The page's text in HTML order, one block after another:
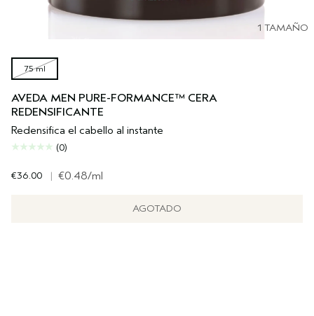
1 TAMAÑO
75 ml
AVEDA MEN PURE-FORMANCE™ CERA
REDENSIFICANTE
Redensifica el cabello al instante
(0)
€36.00 | €0.48/ml
AGOTADO